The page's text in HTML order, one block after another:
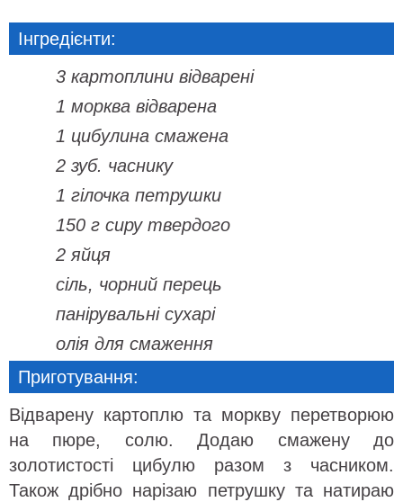
Інгредієнти:
3 картоплини відварені
1 морква відварена
1 цибулина смажена
2 зуб. часнику
1 гілочка петрушки
150 г сиру твердого
2 яйця
сіль, чорний перець
панірувальні сухарі
олія для смаження
Приготування:
Відварену картоплю та моркву перетворюю
на пюре, солю. Додаю смажену до
золотистості цибулю разом з часником.
Також дрібно нарізаю петрушку та натираю